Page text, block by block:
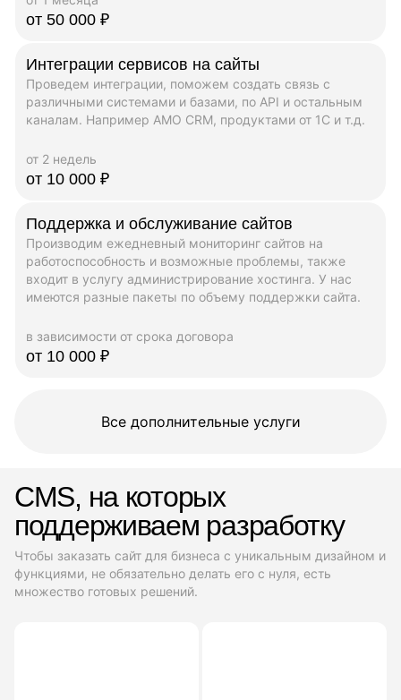
от 50 000 ₽
Интеграции сервисов на сайты
Проведем интеграции, поможем создать связь с
различными системами и базами, по API и остальным
каналам. Например AMO CRM, продуктами от 1C и т.д.
от 2 недель
от 10 000 ₽
Поддержка и обслуживание сайтов
Производим ежедневный мониторинг сайтов на
работоспособность и возможные проблемы, также
входит в услугу администрирование хостинга. У нас
имеются разные пакеты по объему поддержки сайта.
в зависимости от срока договора
от 10 000 ₽
Все дополнительные услуги
CMS, на которых
поддерживаем разработку
Чтобы заказать сайт для бизнеса с уникальным дизайном и
функциями, не обязательно делать его с нуля, есть
множество готовых решений.